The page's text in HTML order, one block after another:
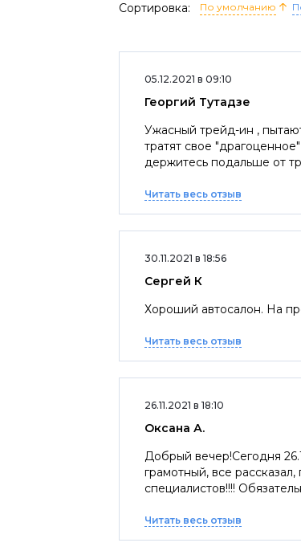
Сортировка: По умолчанию
05.12.2021 в 09:10
Георгий Тутадзе
Ужасный трейд-ин ,
тратят свое
Читать весь отзыв
30.11.2021 в 18:56
Сергей К
Хороший автосалон. На
Читать весь отзыв
26.11.2021 в 18:10
Оксана А.
Добрый вечер!Сегодня
грамотный, все
специалистов!!!!
Читать весь отзыв